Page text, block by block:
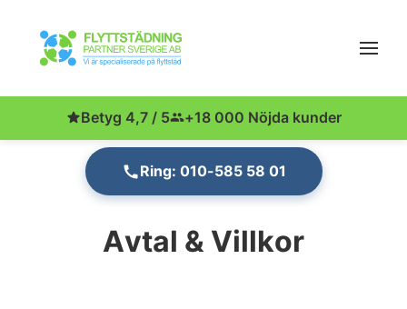
Betyg 4,7 / 5 +18 000 Nöjda kunder
Ring: 010-585 58 01
Avtal & Villkor